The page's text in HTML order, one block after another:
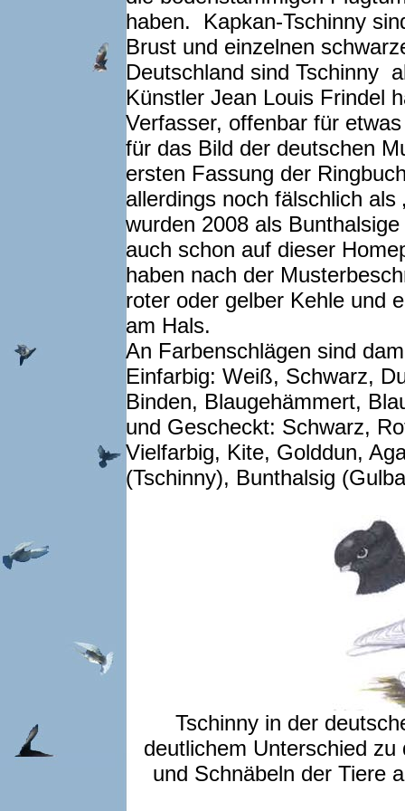
haben. Kapkan-Tschinny
Brust und einzelnen
Deutschland sind Tschinny
Künstler Jean Louis Frindel
Verfasser, offenbar für
für das Bild der deutschen
ersten Fassung der
allerdings noch fälschlich als
wurden 2008 als
auch schon auf dieser
haben nach der
roter oder gelber Kehle und
am Hals.
An Farbenschlägen sind
Einfarbig: Weiß, Schwarz,
Binden, Blaugehämmert,
und Gescheckt: Schwarz,
Vielfarbig, Kite, Golddun,
(Tschinny), Bunthalsig
Tschinny in der
deutlichem Unterschied
und Schnäbeln der Tiere